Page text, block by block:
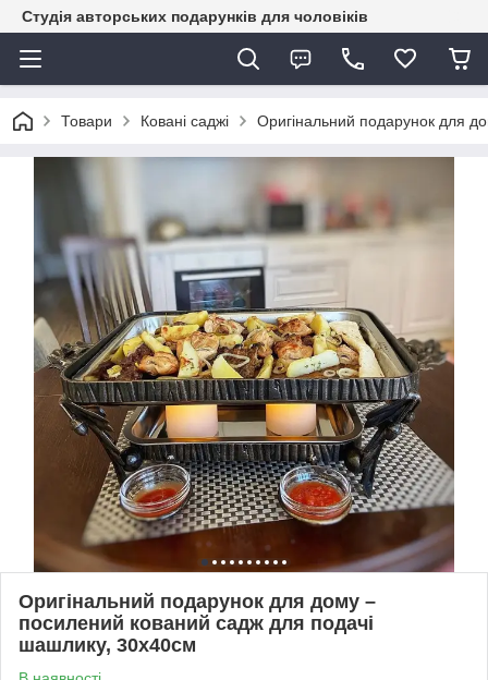
Студія авторських подарунків для чоловіків
Товари Ковані саджі Оригінальний подарунок для
Оригінальний подарунок для дому –
посилений кований садж для подачі
шашлику, 30х40см